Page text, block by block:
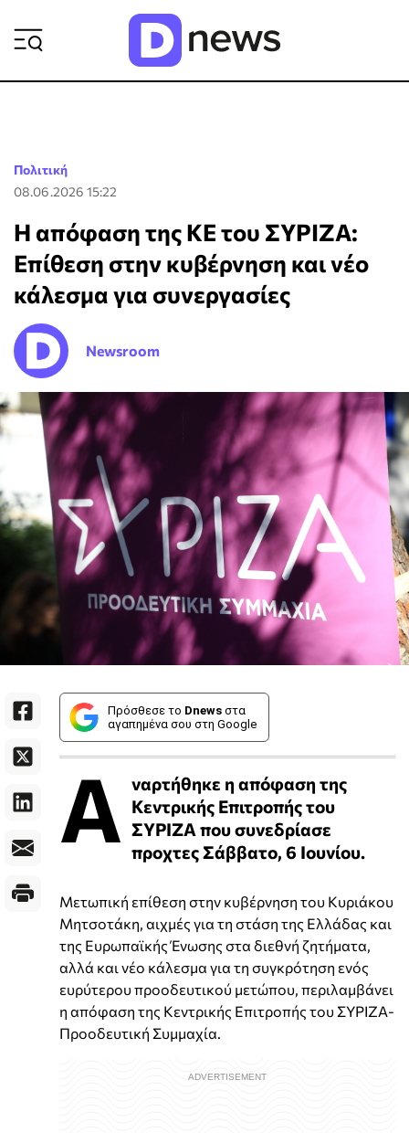
Πολιτική
08.06.2026 15:22
Η απόφαση της ΚΕ του ΣΥΡΙΖΑ:
Επίθεση στην κυβέρνηση και νέο
κάλεσμα για συνεργασίες
Newsroom
Πρόσθεσε το Dnews στα
αγαπημένα σου στη Google
Α ναρτήθηκε η απόφαση της
Κεντρικής Επιτροπής του
ΣΥΡΙΖΑ που συνεδρίασε
προχτες Σάββατο, 6 Ιουνίου.
Μετωπική επίθεση στην κυβέρνηση του Κυριάκου
Μητσοτάκη, αιχμές για τη στάση της Ελλάδας και
της Ευρωπαϊκής Ένωσης στα διεθνή ζητήματα,
αλλά και νέο κάλεσμα για τη συγκρότηση ενός
ευρύτερου προοδευτικού μετώπου, περιλαμβάνει
η απόφαση της Κεντρικής Επιτροπής του ΣΥΡΙΖΑ-
Προοδευτική Συμμαχία.